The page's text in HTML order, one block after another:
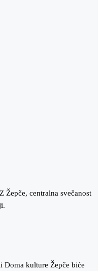
Žepče, centralna svečanost
Doma kulture Žepče biće